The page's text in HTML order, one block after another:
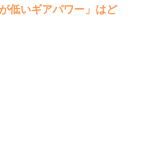
低いギアパワー」はど